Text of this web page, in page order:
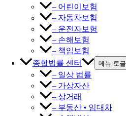
– 어린이보험
– 자동차보험
– 운전자보험
– 손해보험
– 책임보험
종합법률 센터
메뉴 토글
– 일상 법률
– 가상자산
– 상거래
– 부동산 • 임대차